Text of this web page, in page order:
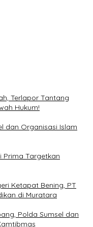
Terlapor Tantang
Hukum!
dan Organisasi Islam
Prima Targetkan
Ketapat Bening, PT
di Muratara
Polda Sumsel dan